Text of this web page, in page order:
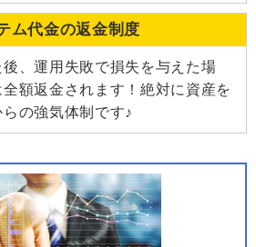
ム代金の返金制度
、運用失敗で損失を与えた場
額返金されます！絶対に資産を
の強気体制です♪